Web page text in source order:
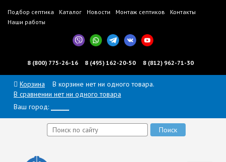
Подбор септика Каталог Новости Монтаж септиков
Контакты
Наши работы
8 (800) 775-26-16 8 (495) 162-20-50 8 (812) 962-71-30
Корзина
В корзине нет ни одного товара.
В сравнении нет ни одного товара
Ваш город: